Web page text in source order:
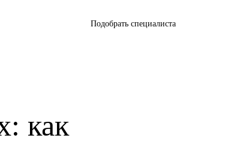
Подобрать специалиста
как